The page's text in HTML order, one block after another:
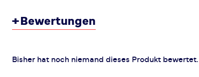
+ Bewertungen
Bisher hat noch niemand dieses Produkt bewertet.